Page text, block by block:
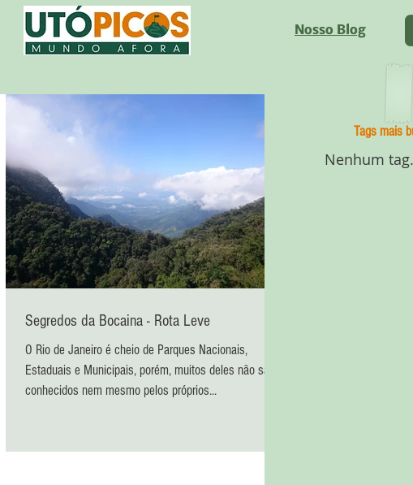
Nosso Blog
Segredos da Bocaina - Rota Leve
O Rio de Janeiro é cheio de Parques Nacionais,
Estaduais e Municipais, porém, muitos deles não são
conhecidos nem mesmo pelos próprios...
Tags mais
Nenhum tag.